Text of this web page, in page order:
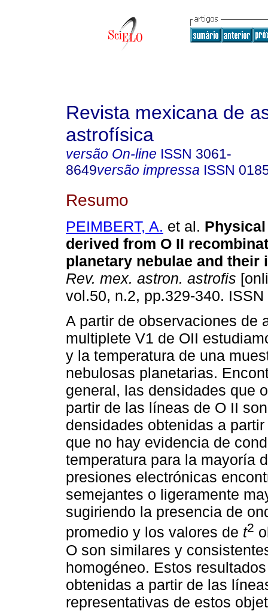
Revista mexicana de
astrofísica
versão On-line ISSN 3061-
8649versão impressa ISSN
Resumo
PEIMBERT, A. et al.
derived from O II
planetary nebulae and their
Rev. mex. astron. astrofis
vol.50, n.2, pp.329-340.
A partir de observaciones de
multiplete V1 de OII
y la temperatura de una
nebulosas planetarias.
general, las densidades que
partir de las líneas de O II
densidades obtenidas a
que no hay evidencia de
temperatura para la mayoría
presiones electrónicas
semejantes o ligeramente
sugiriendo la presencia de
promedio y los valores de t2
O son similares y
homogéneo. Estos
obtenidas a partir de las
representativas de estos